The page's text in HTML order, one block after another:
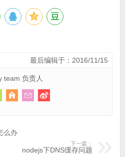
最后编辑于：2016/11/15
team 负责人
么办
下一篇：
nodejs下DNS缓存问题